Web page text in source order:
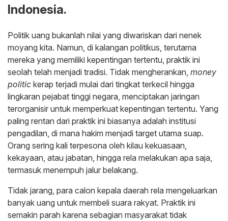
Indonesia.
Politik uang bukanlah nilai yang diwariskan dari nenek
moyang kita. Namun, di kalangan politikus, terutama
mereka yang memiliki kepentingan tertentu, praktik ini
seolah telah menjadi tradisi. Tidak mengherankan, money
politic kerap terjadi mulai dari tingkat terkecil hingga
lingkaran pejabat tinggi negara, menciptakan jaringan
terorganisir untuk memperkuat kepentingan tertentu. Yang
paling rentan dari praktik ini biasanya adalah institusi
pengadilan, di mana hakim menjadi target utama suap.
Orang sering kali terpesona oleh kilau kekuasaan,
kekayaan, atau jabatan, hingga rela melakukan apa saja,
termasuk menempuh jalur belakang.
Tidak jarang, para calon kepala daerah rela mengeluarkan
banyak uang untuk membeli suara rakyat. Praktik ini
semakin parah karena sebagian masyarakat tidak